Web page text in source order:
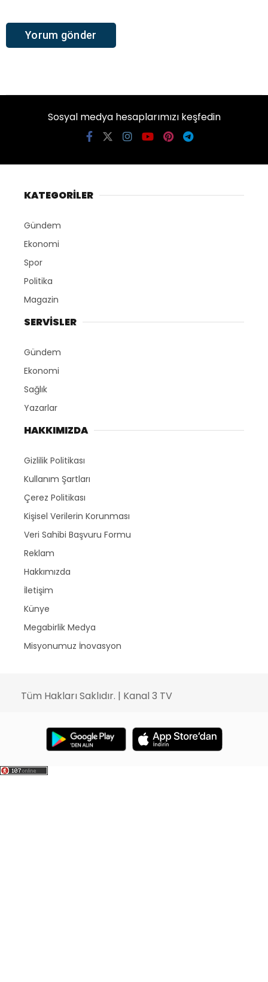
Sosyal medya hesaplarımızı keşfedin
KATEGORİLER
Gündem
Ekonomi
Spor
Politika
Magazin
SERVİSLER
Gündem
Ekonomi
Sağlık
Yazarlar
HAKKIMIZDA
Gizlilik Politikası
Kullanım Şartları
Çerez Politikası
Kişisel Verilerin Korunması
Veri Sahibi Başvuru Formu
Reklam
Hakkımızda
İletişim
Künye
Megabirlik Medya
Misyonumuz İnovasyon
Tüm Hakları Saklıdır. | Kanal 3 TV